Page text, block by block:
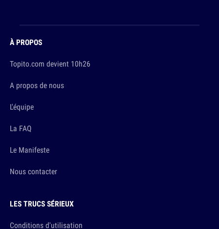
À PROPOS
Topito.com devient 10h26
A propos de nous
L'équipe
La FAQ
Le Manifeste
Nous contacter
LES TRUCS SÉRIEUX
Conditions d'utilisation